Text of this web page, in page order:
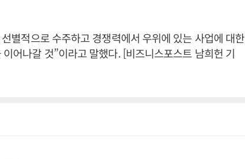
별적으로 수주하고 경쟁력에서 우위에 있는 사업에 대한
어나갈 것”이라고 말했다. [비즈니스포스트 남희헌 기